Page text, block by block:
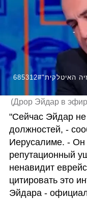
(Дрор Эйдар в
"Сейчас Эйдар
должностей, -
Иерусалиме. - Он
репутационный
ненавидит
цитировать это
Эйдара -